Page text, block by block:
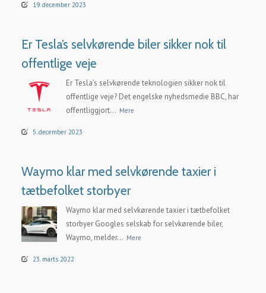
19. december 2023
Er Tesla’s selvkørende biler sikker nok til
offentlige veje
Er Tesla’s selvkørende teknologien sikker nok til
offentlige veje? Det engelske nyhedsmedie BBC, har
offentliggjort... Mere
5. december 2023
Waymo klar med selvkørende taxier i
tætbefolket storbyer
Waymo klar med selvkørende taxier i tætbefolket
storbyer Googles selskab for selvkørende biler,
Waymo, melder... Mere
23. marts 2022